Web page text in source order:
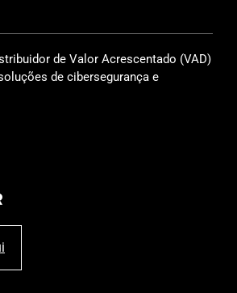
de Valor Acrescentado (VAD)
de cibersegurança e